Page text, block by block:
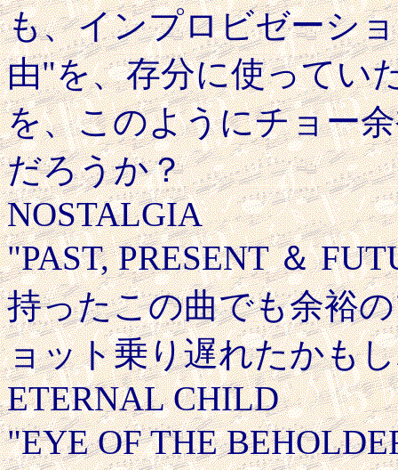
も、インプロビゼーシ
由"を、存分に使ってい
を、このようにチョー
だろうか？
NOSTALGIA
"PAST, PRESENT ＆
持ったこの曲でも余裕
ョット乗り遅れたかも
ETERNAL CHILD
"EYE OF THE